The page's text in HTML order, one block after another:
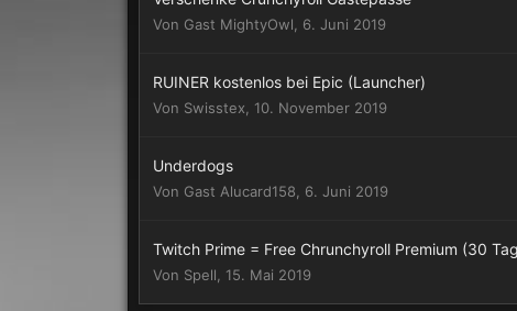
Von Gast MightyOwl, 6. Juni 2019
RUINER kostenlos bei Epic (Launcher)
Von Swisstex 10. November 2019
Underdogs
Von Gast Alucard158, 6. Juni 2019
Twitch Prime = Free Chrunchyroll Premium (30
Von Spell 15. Mai 2019